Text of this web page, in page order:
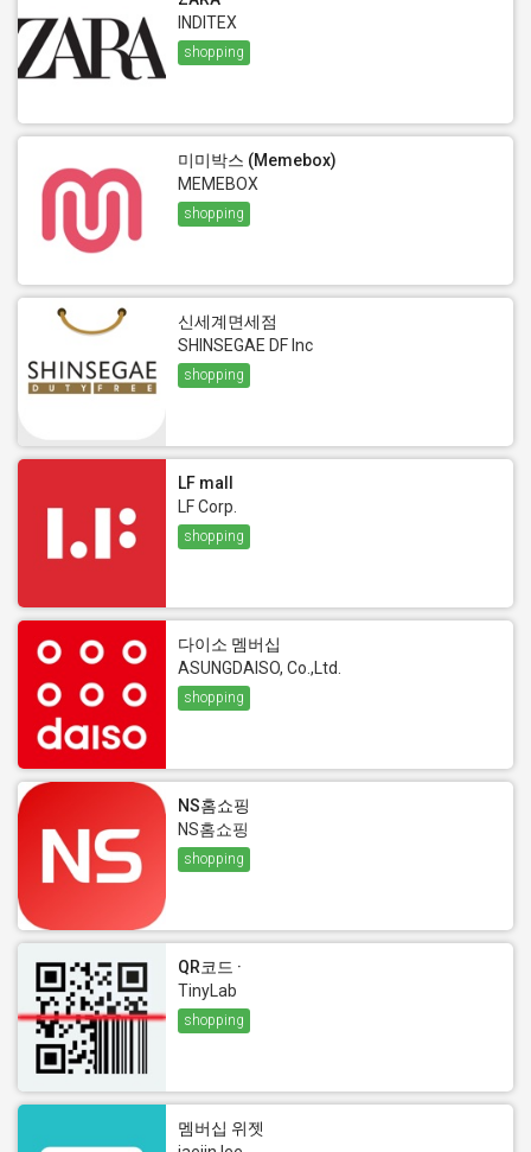
INDITEX
shopping
미미박스 (Memebox)
MEMEBOX
shopping
신세계면세점
SHINSEGAE DF Inc
shopping
LF mall
LF Corp.
shopping
다이소 멤버십
ASUNGDAISO, Co.,Ltd.
shopping
NS홈쇼핑
NS홈쇼핑
shopping
QR코드 ·
TinyLab
shopping
멤버십 위젯